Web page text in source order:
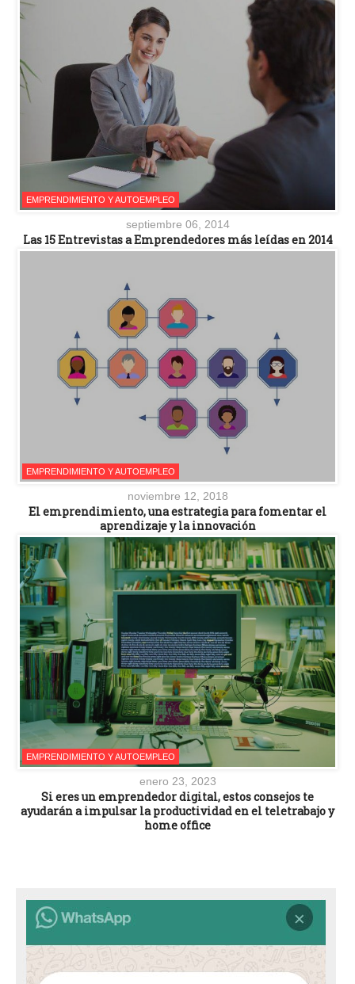
EMPRENDIMIENTO Y AUTOEMPLEO
septiembre 06, 2014
Las 15 Entrevistas a Emprendedores más leídas en 2014
EMPRENDIMIENTO Y AUTOEMPLEO
noviembre 12, 2018
El emprendimiento, una estrategia para fomentar el
aprendizaje y la innovación
EMPRENDIMIENTO Y AUTOEMPLEO
enero 23, 2023
Si eres un emprendedor digital, estos consejos te
ayudarán a impulsar la productividad en el teletrabajo y
home office